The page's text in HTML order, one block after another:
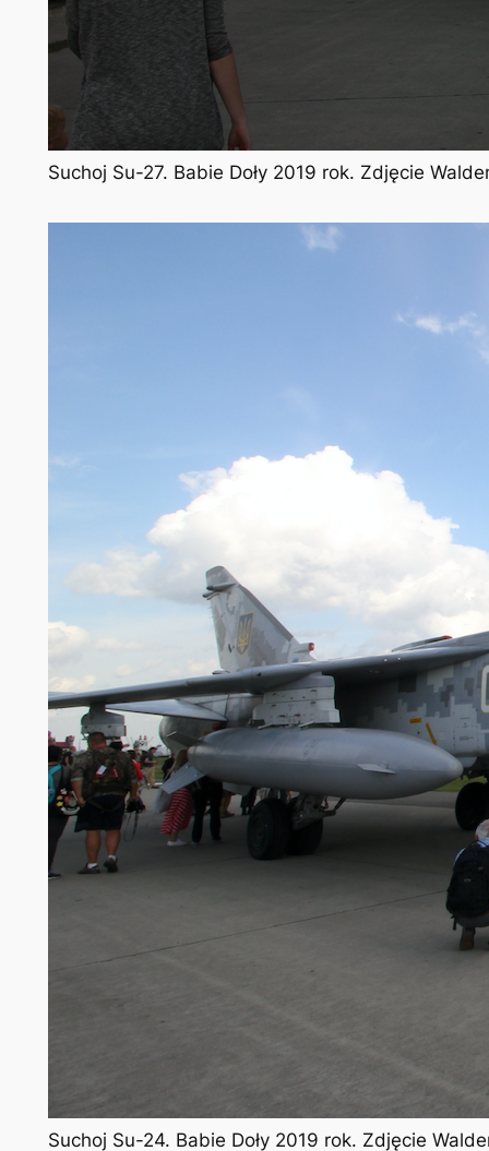
Suchoj Su-27. Babie Doły 2019 rok. Zdjęcie
Suchoj Su-24. Babie Doły 2019 rok. Zdjęcie